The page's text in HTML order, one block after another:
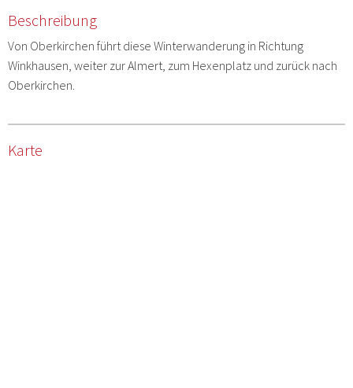
Beschreibung
Von Oberkirchen führt diese Winterwanderung in Richtung
Winkhausen, weiter zur Almert, zum Hexenplatz und zurück nach
Oberkirchen.
Karte